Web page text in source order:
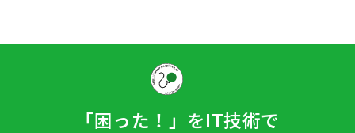
「困った！」をIT技術で